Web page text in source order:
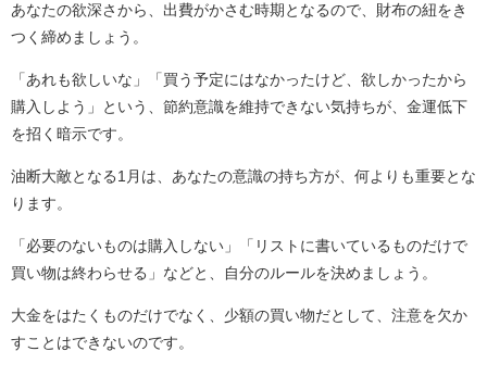
あなたの欲深さから、出費がかさむ時期となるので、財布の紐をき
つく締めましょう。
「あれも欲しいな」「買う予定にはなかったけど、欲しかったから
購入しよう」という、節約意識を維持できない気持ちが、金運低下
を招く暗示です。
油断大敵となる1月は、あなたの意識の持ち方が、何よりも重要とな
ります。
「必要のないものは購入しない」「リストに書いているものだけで
買い物は終わらせる」などと、自分のルールを決めましょう。
大金をはたくものだけでなく、少額の買い物だとして、注意を欠か
すことはできないのです。